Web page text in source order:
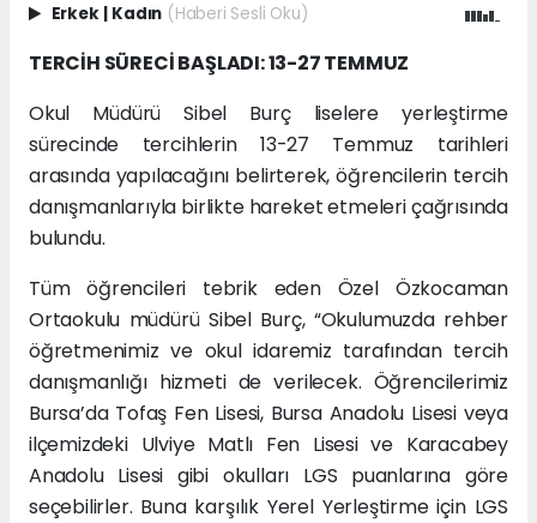
Erkek Kadın (Haberi Sesli Oku)
TERCİH SÜRECİ BAŞLADI: 13-27 TEMMUZ
Okul Müdürü Sibel Burç liselere yerleştirme
sürecinde tercihlerin 13-27 Temmuz tarihleri
arasında yapılacağını belirterek, öğrencilerin tercih
danışmanlarıyla birlikte hareket etmeleri çağrısında
bulundu.
Tüm öğrencileri tebrik eden Özel Özkocaman
Ortaokulu müdürü Sibel Burç, “Okulumuzda rehber
öğretmenimiz ve okul idaremiz tarafından tercih
danışmanlığı hizmeti de verilecek. Öğrencilerimiz
Bursa’da Tofaş Fen Lisesi, Bursa Anadolu Lisesi veya
ilçemizdeki Ulviye Matlı Fen Lisesi ve Karacabey
Anadolu Lisesi gibi okulları LGS puanlarına göre
seçebilirler. Buna karşılık Yerel Yerleştirme için LGS